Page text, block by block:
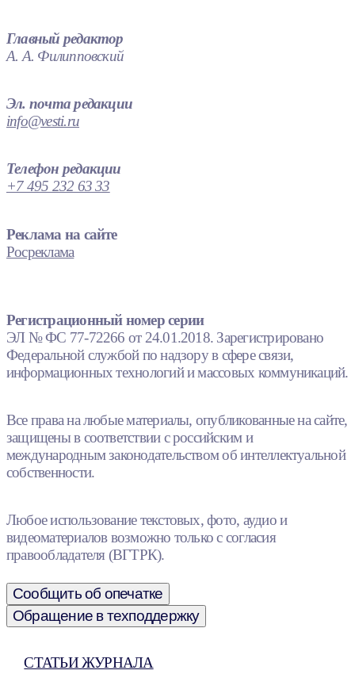
Главный редактор
А. А. Филипповский
Эл. почта редакции
info@vesti.ru
Телефон редакции
+7 495 232 63 33
Реклама на сайте
Росреклама
Регистрационный номер серии
ЭЛ № ФС 77-72266 от 24.01.2018. Зарегистрировано
Федеральной службой по надзору в сфере связи,
информационных технологий и массовых коммуникаций.
Все права на любые материалы, опубликованные на сайте,
защищены в соответствии с российским и
международным законодательством об интеллектуальной
собственности.
Любое использование текстовых, фото, аудио и
видеоматериалов возможно только с согласия
правообладателя (ВГТРК).
Сообщить об опечатке
Обращение в техподдержку
СТАТЬИ ЖУРНАЛА